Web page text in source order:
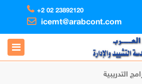
+2 02 23892120
icemt@arabcont.com
التدريبية